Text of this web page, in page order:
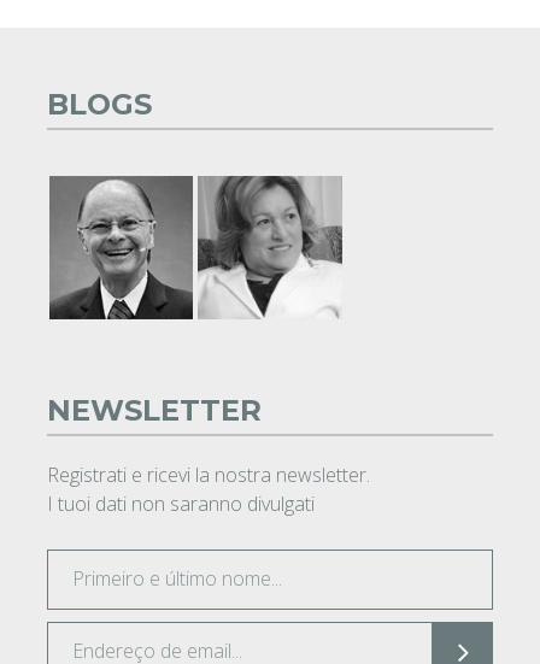
BLOGS
NEWSLETTER
Registrati e ricevi la nostra newsletter.
I tuoi dati non saranno divulgati